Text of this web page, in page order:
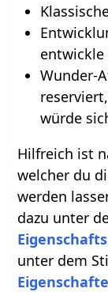
entwickle
Wunder-
würde
Hilfreich ist
welcher du
werden
dazu unter
unter dem